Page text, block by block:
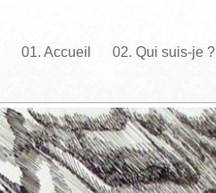
01. Accueil 02. Qui suis-je ?